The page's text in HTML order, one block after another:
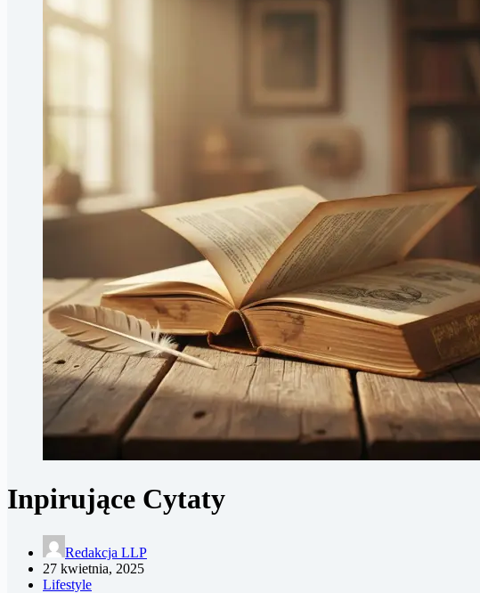
Inpirujące Cytaty
Redakcja LLP
27 kwietnia, 2025
Lifestyle